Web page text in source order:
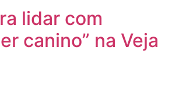
lidar com
canino” na Veja